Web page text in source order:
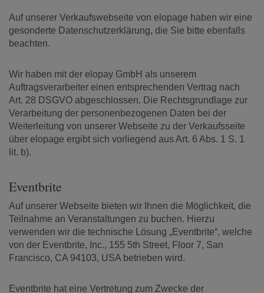
Auf unserer Verkaufswebseite von elopage haben wir eine
gesonderte Datenschutzerklärung, die Sie bitte ebenfalls
beachten.
Wir haben mit der elopay GmbH als unserem
Auftragsverarbeiter einen entsprechenden Vertrag nach
Art. 28 DSGVO abgeschlossen. Die Rechtsgrundlage zur
Verarbeitung der personenbezogenen Daten bei der
Weiterleitung von unserer Webseite zu der Verkaufsseite
über elopage ergibt sich vorliegend aus Art. 6 Abs. 1 S. 1
lit. b).
Eventbrite
Auf unserer Webseite bieten wir Ihnen die Möglichkeit, die
Teilnahme an Veranstaltungen zu buchen. Hierzu
verwenden wir die technische Lösung „Eventbrite“, welche
von der Eventbrite, Inc., 155 5th Street, Floor 7, San
Francisco, CA 94103, USA betrieben wird.
Eventbrite hat eine Vertretung zum Zwecke der